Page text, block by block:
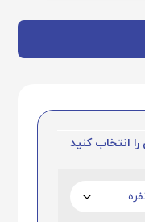
انتخاب کنید